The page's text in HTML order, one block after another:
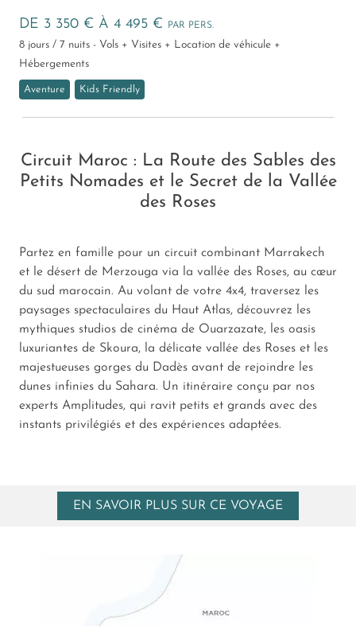
DE 3 350 € À 4 495 € PAR PERS.
8 jours / 7 nuits - Vols + Visites + Location de véhicule +
Hébergements
Aventure Kids Friendly
Circuit Maroc : La Route des Sables des
Petits Nomades et le Secret de la Vallée
des Roses
Partez en famille pour un circuit combinant Marrakech
et le désert de Merzouga via la vallée des Roses, au cœur
du sud marocain. Au volant de votre 4x4, traversez les
paysages spectaculaires du Haut Atlas, découvrez les
mythiques studios de cinéma de Ouarzazate, les oasis
luxuriantes de Skoura, la délicate vallée des Roses et les
majestueuses gorges du Dadès avant de rejoindre les
dunes infinies du Sahara. Un itinéraire conçu par nos
experts Amplitudes, qui ravit petits et grands avec des
instants privilégiés et des expériences adaptées.
EN SAVOIR PLUS SUR CE VOYAGE